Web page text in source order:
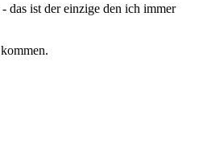
das ist der einzige den ich immer